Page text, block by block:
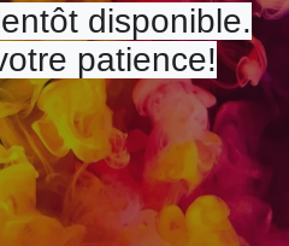
disponible.
patience!